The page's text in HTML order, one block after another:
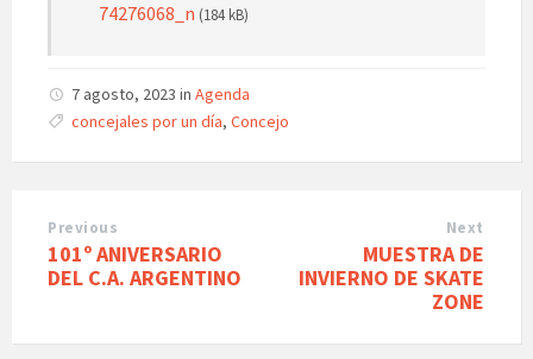
74276068_n (184 kB)
7 agosto, 2023 in Agenda
Tags:
concejales por un día, Concejo
Previous
101º ANIVERSARIO
DEL C.A. ARGENTINO
Next
MUESTRA DE
INVIERNO DE SKATE
ZONE